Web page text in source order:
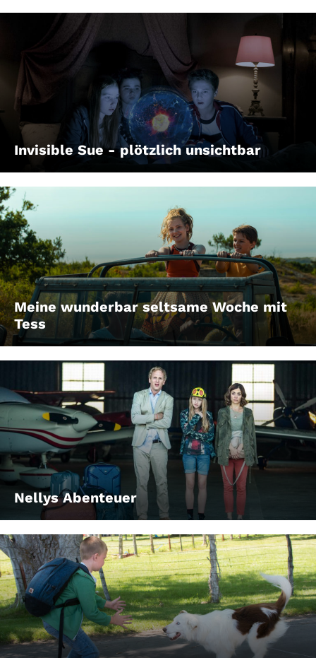
Invisible Sue - plötzlich unsichtbar
Meine wunderbar seltsame Woche mit
Tess
Nellys Abenteuer